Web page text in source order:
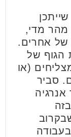
מהר מדי,
של אחרים.
הגוף של
(או
סביר